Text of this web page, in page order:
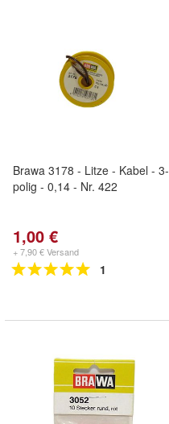
Brawa 3178 - Litze - Kabel - 3-
polig - 0,14 - Nr. 422
1,00 €
+ 7,90 € Versand
1